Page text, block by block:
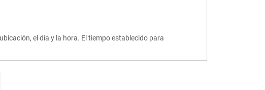
el día y la hora. El tiempo establecido para